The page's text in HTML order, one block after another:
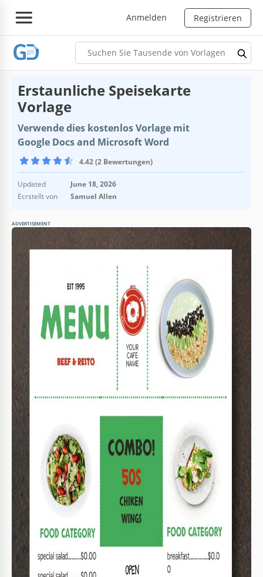
Anmelden Registrieren
Erstaunliche Speisekarte
Vorlage
Verwende dies kostenlos Vorlage mit
Google Docs and Microsoft Word
4.42 (2 Bewertungen)
Updated
June 18, 2026
Ecrstellt von
Samuel Allen
ADVERTISEMENT